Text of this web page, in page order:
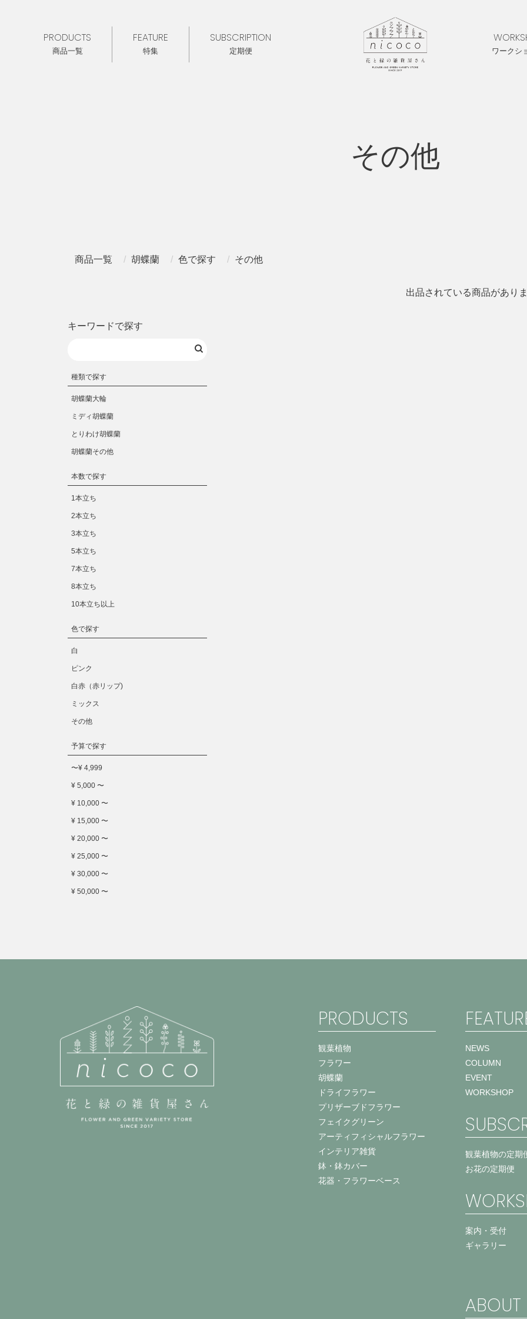
PRODUCTS
商品一覧
FEATURE
特集
SUBSCRIPTION
定期便 ワークシ
その他
商品一覧 胡蝶蘭 色で探す その他
出品されている商品があり
キーワードで探す
種類で探す
胡蝶蘭大輪
ミディ胡蝶蘭
とりわけ胡蝶蘭
胡蝶蘭その他
本数で探す
1本立ち
2本立ち
3本立ち
5本立ち
7本立ち
8本立ち
10本立ち以上
色で探す
白
ピンク
白赤（赤リップ)
ミックス
その他
予算で探す
〜¥ 4,999
¥ 5,000 〜
¥ 10,000 〜
¥ 15,000 〜
¥ 20,000 〜
¥ 25,000 〜
¥ 30,000 〜
¥ 50,000 〜
PRODUCTS
観葉植物
フラワー
胡蝶蘭
ドライフラワー
プリザーブドフラワー
フェイクグリーン
アーティフィシャルフラワー
インテリア雑貨
鉢・鉢カバー
花器・フラワーベース
NEWS
COLUMN
EVENT
WORKSHOP
観葉植物の定期
お花の定期便
案内・受付
ギャラリー
ABOUT